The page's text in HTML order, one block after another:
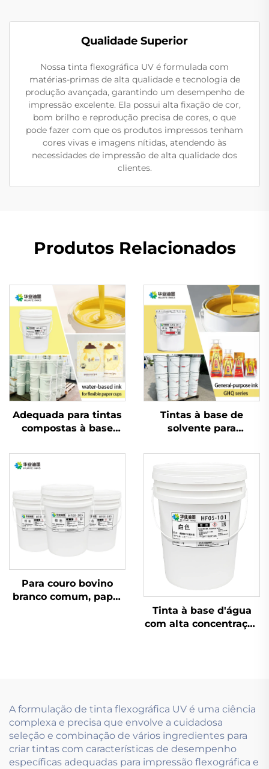
Qualidade Superior
Nossa tinta flexográfica UV é formulada com
matérias-primas de alta qualidade e tecnologia de
produção avançada, garantindo um desempenho de
impressão excelente. Ela possui alta fixação de cor,
bom brilho e reprodução precisa de cores, o que
pode fazer com que os produtos impressos tenham
cores vivas e imagens nítidas, atendendo às
necessidades de impressão de alta qualidade dos
clientes.
Produtos Relacionados
Adequada para tintas
compostas à base
PET e OPP
Tintas à base de
solvente para
sacolas em sacos
plásticos e materiais
de embalagem
Para couro bovino
branco comum, papel
Tinta à base d'água
com alta concentração
A formulação de tinta flexográfica UV é uma ciência
complexa e precisa que envolve a cuidadosa
seleção e combinação de vários ingredientes para
criar tintas com características de desempenho
específicas adequadas para impressão flexográfica e